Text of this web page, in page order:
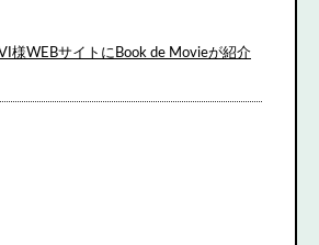
様WEBサイトにBook de Movieが紹介